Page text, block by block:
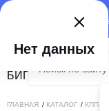
ГЛАВНАЯ / КАТАЛОГ / КПП
Нет данных